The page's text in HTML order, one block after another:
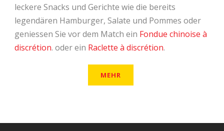
leckere Snacks und Gerichte wie die bereits
legendären Hamburger, Salate und Pommes oder
geniessen Sie vor dem Match ein Fondue chinoise à
discrétion. oder ein Raclette à discrétion.
MEHR